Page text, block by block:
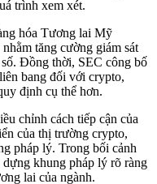
trình xem xét.
hóa Tương lai Mỹ
tăng cường giám sát
Đồng thời, SEC công bố
bang đối với crypto,
định cụ thể hơn.
chỉnh cách tiếp cận của
của thị trường crypto,
pháp lý. Trong bối cảnh
khung pháp lý rõ ràng
lai của ngành.